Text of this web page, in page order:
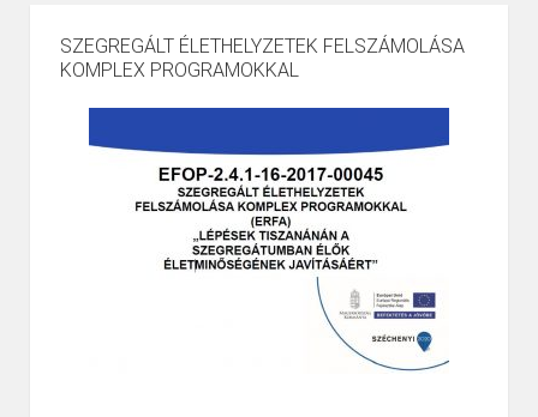
SZEGREGÁLT ÉLETHELYZETEK FELSZÁMOLÁSA
KOMPLEX PROGRAMOKKAL